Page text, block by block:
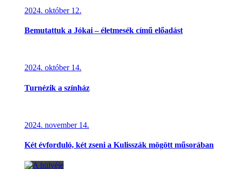
2024. október 12.
Bemutattuk a Jókai – életmesék című előadást
2024. október 14.
Turnézik a színház
2024. november 14.
Két évforduló, két zseni a Kulisszák mögött műsorában